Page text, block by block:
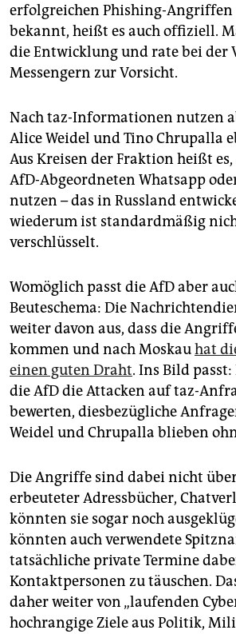
erfolgreichen Phishing-Angriffen
bekannt, heißt es auch offiziell.
die Entwicklung und rate bei der
Messengern zur Vorsicht.
Nach taz-Informationen nutzen
Alice Weidel und Tino Chrupalla
Aus Kreisen der Fraktion heißt
AfD-Abgeordneten Whatsapp
nutzen – das in Russland
wiederum ist standardmäßig
verschlüsselt.
Womöglich passt die AfD aber
Beuteschema: Die
weiter davon aus, dass die
kommen und nach Moskauhat
einen guten Draht. Ins Bild
die AfD die Attacken auf taz-
bewerten, diesbezügliche
Weidel und Chrupalla blieben
Die Angriffe sind dabei nicht
erbeuteter Adressbücher,
könnten sie sogar noch
könnten auch verwendete
tatsächliche private Termine
Kontaktpersonen zu täuschen.
daher weiter von „laufenden
hochrangige Ziele aus Politik,